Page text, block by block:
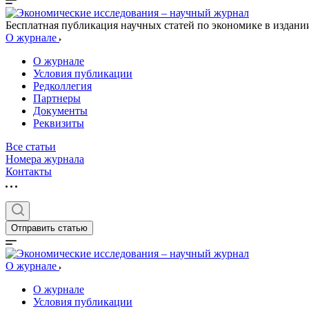
Бесплатная публикация научных статей по экономике в
О журнале
О журнале
Условия публикации
Редколлегия
Партнеры
Документы
Реквизиты
Все статьи
Номера журнала
Контакты
Отправить статью
О журнале
О журнале
Условия публикации